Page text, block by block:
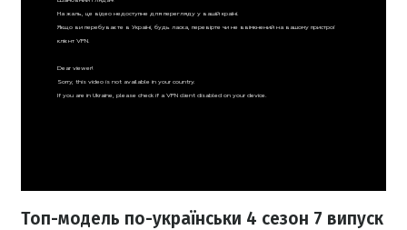
Топ-модель по-українськи 4 сезон 7 випуск